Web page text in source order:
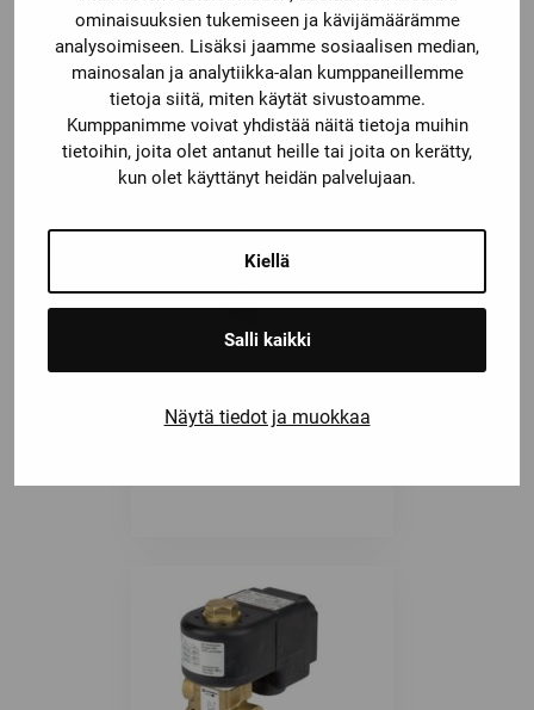
ominaisuuksien tukemiseen ja kävijämäärämme
analysoimiseen. Lisäksi jaamme sosiaalisen median,
mainosalan ja analytiikka-alan kumppaneillemme
tietoja siitä, miten käytät sivustoamme.
Kumppanimme voivat yhdistää näitä tietoja muihin
tietoihin, joita olet antanut heille tai joita on kerätty,
kun olet käyttänyt heidän palvelujaan.
Kiellä
Salli kaikki
Näytä tiedot ja muokkaa
Saatat olla kiinnostunut myös
näistä